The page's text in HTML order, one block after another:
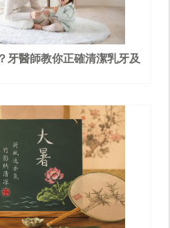
牙醫師教你正確清潔乳牙及